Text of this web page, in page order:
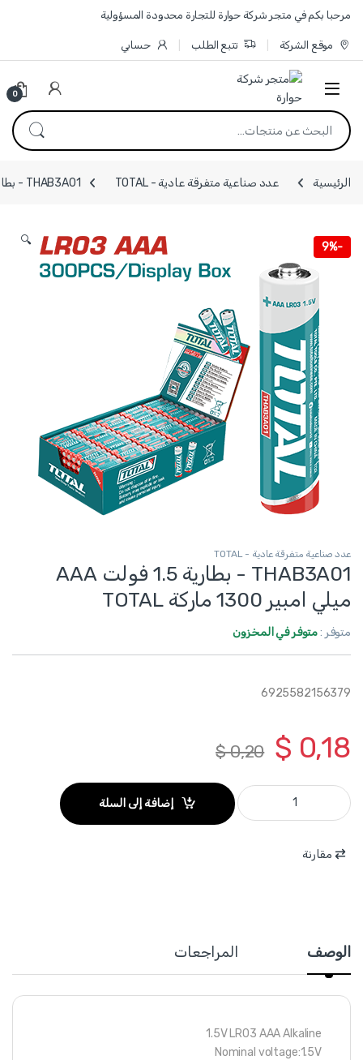
Skip to navigation
Skip to content
مرحبا بكم في متجر شركة حوارة للتجارة محدودة المسؤولية
موقع الشركة تتبع الطلب حسابي
0
البحث عن:
الرئيسية عدد صناعية متفرقة عادية - TOTAL THAB3A01 - بطارية 1.5 فولت AAA ميلي امبير 1300 ماركة TOTAL
-
9%
🔍
عدد صناعية متفرقة عادية - TOTAL
THAB3A01 - بطارية 1.5 فولت AAA
ميلي امبير 1300 ماركة TOTAL
متوفر :متوفر في المخزون
6925582156379
$ 0,18
$0,20
THAB3A01 - بطارية 1.5 فولت AAA ميلي امبير 1300 ماركة TOTAL quantity
إضافة إلى السلة
مقارنة
الوصف المراجعات
1.5V LR03 AAA Alkaline
Nominal voltage:1.5V